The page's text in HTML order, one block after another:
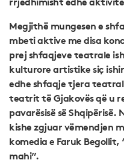
Megjithë mungesen e
mbeti aktive me disa
prej shfaqjeve teatrale
kulturore artistike siç
edhe shfaqje tjera
teatrit të Gjakovës që u
pavarësisë së
kishe zgjuar vëmendjen
komedia e Faruk
mahi”.